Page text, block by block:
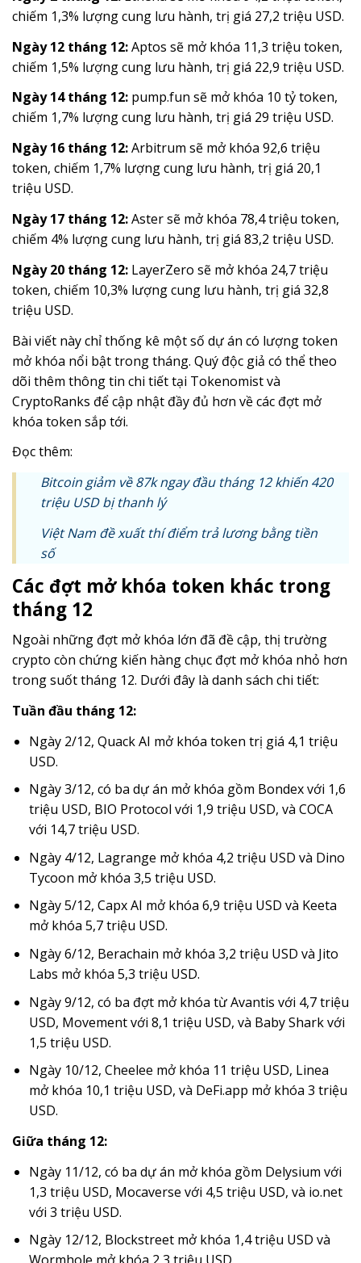
chiếm 1,3% lượng cung lưu hành, trị giá 27,2 triệu USD.
Ngày 12 tháng 12:Aptos sẽ mở khóa 11,3 triệu token,
chiếm 1,5% lượng cung lưu hành, trị giá 22,9 triệu USD.
Ngày 14 tháng 12: pump.fun sẽ mở khóa 10 tỷ token,
chiếm 1,7% lượng cung lưu hành, trị giá 29 triệu USD.
Ngày 16 tháng 12:Arbitrum sẽ mở khóa 92,6 triệu
token, chiếm 1,7% lượng cung lưu hành, trị giá 20,1
triệu USD.
Ngày 17 tháng 12:Aster sẽ mở khóa 78,4 triệu token,
chiếm 4% lượng cung lưu hành, trị giá 83,2 triệu USD.
Ngày 20 tháng 12: LayerZero sẽ mở khóa 24,7 triệu
token, chiếm 10,3% lượng cung lưu hành, trị giá 32,8
triệu USD.
Bài viết này chỉ thống kê một số dự án có lượng token
mở khóa nổi bật trong tháng. Quý độc giả có thể theo
dõi thêm thông tin chi tiết tại Tokenomist và
CryptoRanks để cập nhật đầy đủ hơn về các đợt mở
khóa token sắp tới.
Đọc thêm:
Bitcoin giảm về 87k ngay đầu tháng 12 khiến 420
triệu USD bị thanh lý
Việt Nam đề xuất thí điểm trả lương bằng tiền
số
Các đợt mở khóa token khác trong
tháng 12
Ngoài những đợt mở khóa lớn đã đề cập, thị trường
crypto còn chứng kiến hàng chục đợt mở khóa nhỏ hơn
trong suốt tháng 12. Dưới đây là danh sách chi tiết:
Tuần đầu tháng 12:
Ngày 2/12, Quack AI mở khóa token trị giá 4,1 triệu
USD.
Ngày 3/12, có ba dự án mở khóa gồm Bondex với 1,6
triệu USD, BIO Protocol với 1,9 triệu USD, và COCA
với 14,7 triệu USD.
Ngày 4/12, Lagrange mở khóa 4,2 triệu USD và Dino
Tycoon mở khóa 3,5 triệu USD.
Ngày 5/12, Capx AI mở khóa 6,9 triệu USD và Keeta
mở khóa 5,7 triệu USD.
Ngày 6/12, Berachain mở khóa 3,2 triệu USD và Jito
Labs mở khóa 5,3 triệu USD.
Ngày 9/12, có ba đợt mở khóa từ Avantis với 4,7 triệu
USD, Movement với 8,1 triệu USD, và Baby Shark với
1,5 triệu USD.
Ngày 10/12, Cheelee mở khóa 11 triệu USD, Linea
mở khóa 10,1 triệu USD, và DeFi.app mở khóa 3 triệu
USD.
Giữa tháng 12:
Ngày 11/12, có ba dự án mở khóa gồm Delysium với
1,3 triệu USD, Mocaverse với 4,5 triệu USD, và io.net
với 3 triệu USD.
Ngày 12/12, Blockstreet mở khóa 1,4 triệu USD và